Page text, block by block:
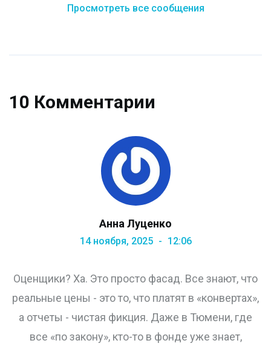
Просмотреть все сообщения
10 Комментарии
Анна Луценко
14 ноября, 2025 12:06
Оценщики? Ха. Это просто фасад. Все знают, что
реальные цены - это то, что платят в «конвертах»,
а отчеты - чистая фикция. Даже в Тюмени, где
все «по закону», кто-то в фонде уже знает,